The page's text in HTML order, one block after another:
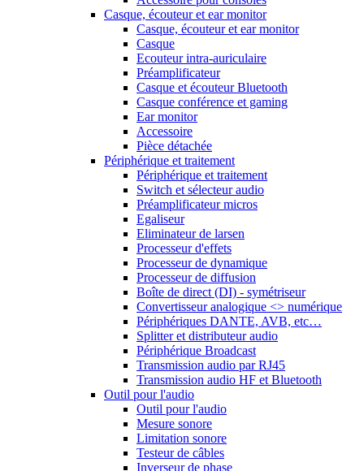
Casque, écouteur et ear monitor
Casque, écouteur et ear monitor
Casque
Ecouteur intra-auriculaire
Préamplificateur
Casque et écouteur Bluetooth
Casque conférence et gaming
Ear monitor
Accessoire
Pièce détachée
Périphérique et traitement
Périphérique et traitement
Switch et sélecteur audio
Préamplificateur micros
Egaliseur
Eliminateur de larsen
Processeur d'effets
Processeur de dynamique
Processeur de diffusion
Boîte de direct (DI) - symétriseur
Convertisseur analogique <> numérique
Périphériques DANTE, AVB, etc…
Splitter et distributeur audio
Périphérique Broadcast
Transmission audio par RJ45
Transmission audio HF et Bluetooth
Outil pour l'audio
Outil pour l'audio
Mesure sonore
Limitation sonore
Testeur de câbles
Inverseur de phase